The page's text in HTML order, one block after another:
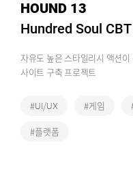
HOUND 13
Hundred Soul
자유도 높은 스타일리시 액션
사이트 구축 프로젝트
#UI/UX #게임
#플랫폼